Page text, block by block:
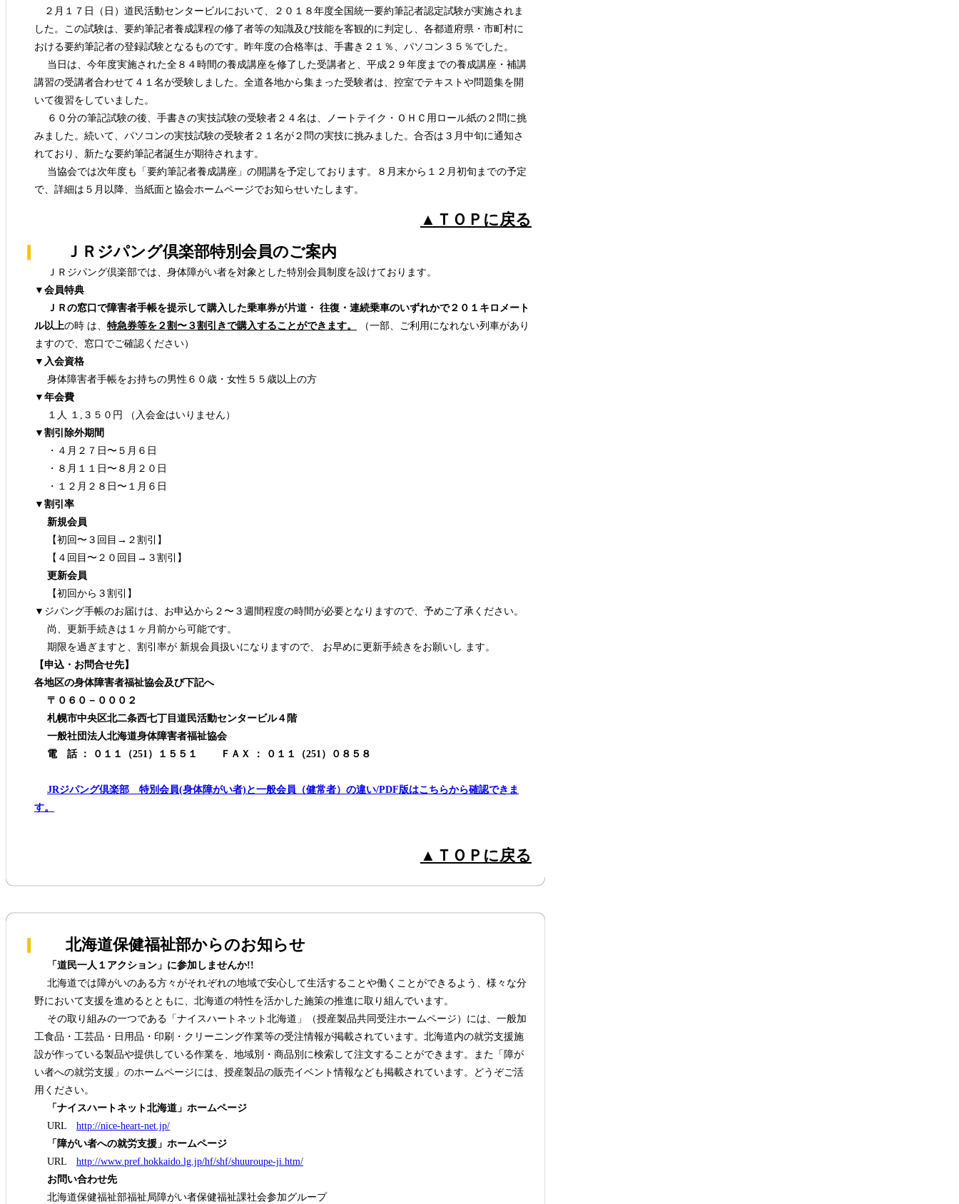
２月１７日（日）道民活動センタービルにおいて、２０１８年度全国統一要約筆記者認定試験が実施されま
した。この試験は、要約筆記者養成課程の修了者等の知識及び技能を客観的に判定し、各都道府県・市町村に
おける要約筆記者の登録試験となるものです。昨年度の合格率は、手書き２１％、パソコン３５％でした。
当日は、今年度実施された全８４時間の養成講座を修了した受講者と、平成２９年度までの養成講座・補講
講習の受講者合わせて４１名が受験しました。全道各地から集まった受験者は、控室でテキストや問題集を開
いて復習をしていました。
６０分の筆記試験の後、手書きの実技試験の受験者２４名は、ノートテイク・ＯＨＣ用ロール紙の２問に挑
みました。続いて、パソコンの実技試験の受験者２１名が２問の実技に挑みました。合否は３月中旬に通知さ
れており、新たな要約筆記者誕生が期待されます。
当協会では次年度も「要約筆記者養成講座」の開講を予定しております。８月末から１２月初旬までの予定
で、詳細は５月以降、当紙面と協会ホームページでお知らせいたします。
▲ＴＯＰに戻る
ＪＲジパング倶楽部特別会員のご案内
ＪＲジパング倶楽部では、身体障がい者を対象とした特別会員制度を設けております。
▼会員特典
ＪＲの窓口で障害者手帳を提示して購入した乗車券が片道・ 往復・連続乗車のいずれかで２０１キロメート
ル以上の時 は、 特急券等を２割〜３割引きで購入することができます。
（一部、ご利用になれない列車があり
ますので、窓口でご確認ください）
▼入会資格
身体障害者手帳をお持ちの男性６０歳・女性５５歳以上の方
▼年会費
１人 １,３５０円 （入会金はいりません）
▼割引除外期間
・４月２７日〜５月６日
・８月１１日〜８月２０日
・１２月２８日〜１月６日
▼割引率
新規会員
【初回〜３回目→２割引】
【４回目〜２０回目→３割引】
更新会員
【初回から３割引】
▼ジパング手帳のお届けは、お申込から２〜３週間程度の時間が必要となりますので、予めご了承ください。
尚、更新手続きは１ヶ月前から可能です。
期限を過ぎますと、割引率が 新規会員扱いになりますので、 お早めに更新手続きをお願いし ます。
【申込・お問合せ先】
各地区の身体障害者福祉協会及び下記へ
〒０６０－０００２
札幌市中央区北二条西七丁目道民活動センタービル４階
一般社団法人北海道身体障害者福祉協会
電 話 ： ０１１（251）１５５１ ＦＡＸ ： ０１１（251）０８５８
JRジパング倶楽部 特別会員(身体障がい者)と一般会員（健常者）の違い/PDF版はこちらから確認できま
す。
▲ＴＯＰに戻る
北海道保健福祉部からのお知らせ
「道民一人１アクション」に参加しませんか!!
北海道では障がいのある方々がそれぞれの地域で安心して生活することや働くことができるよう、様々な分
野において支援を進めるとともに、北海道の特性を活かした施策の推進に取り組んでいます。
その取り組みの一つである「ナイスハートネット北海道」（授産製品共同受注ホームページ）には、一般加
工食品・工芸品・日用品・印刷・クリーニング作業等の受注情報が掲載されています。北海道内の就労支援施
設が作っている製品や提供している作業を、地域別・商品別に検索して注文することができます。また「障が
い者への就労支援」のホームページには、授産製品の販売イベント情報なども掲載されています。どうぞご活
用ください。
「ナイスハートネット北海道」ホームページ
URL http://nice-heart-net.jp/
「障がい者への就労支援」ホームページ
URL http://www.pref.hokkaido.lg.jp/hf/shf/shuuroupe-ji.htm/
お問い合わせ先
北海道保健福祉部福祉局障がい者保健福祉課社会参加グループ